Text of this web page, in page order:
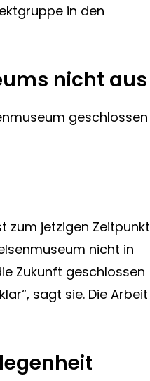
in den
nicht aus
geschlossen
zum jetzigen Zeitpunkt
nicht in
Zukunft geschlossen
sagt sie. Die Arbeit